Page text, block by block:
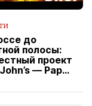
до
полосы:
проект
— Papa